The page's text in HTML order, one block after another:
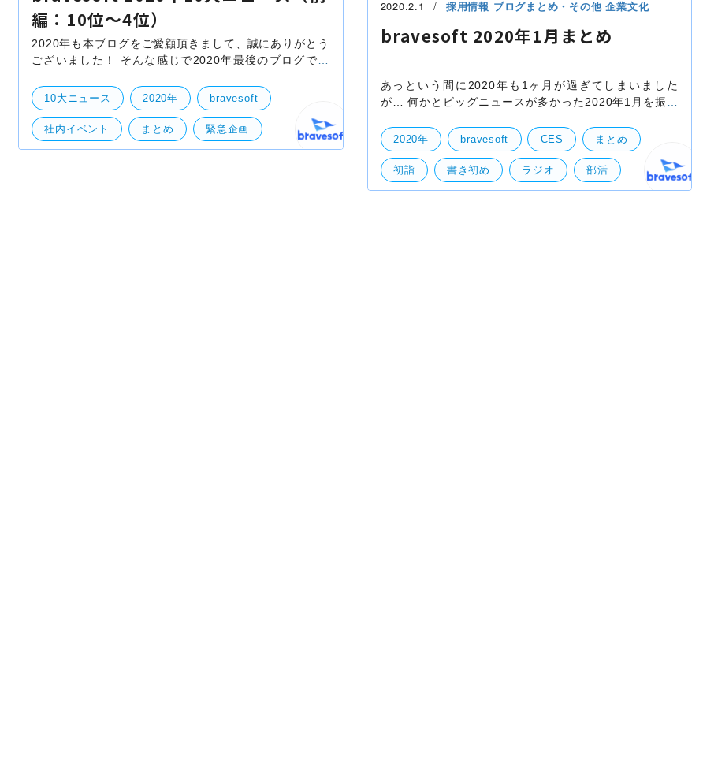
編：10位〜4位）
2020年も本ブログをご愛顧頂きまして、誠にありがとう
ございました！ そんな感じで2020年最後のブログです
bravesoftはどんな事があったのかを「bravesoft 2020
10大ニ
10大ニュース 2020年 bravesoft
社内イベント まとめ 緊急企画
2020.2.1 採用情報 ブログまとめ・その他企業文化
bravesoft 2020年1月まとめ
あっという間に2020年も1ヶ月が過ぎてしまいました
が… 何かとビッグニュースが多かった2020年1月を振り
たビッグニュースがこちら！ 皆さん東京事変再始動と同
2020年 bravesoft CES まとめ
初詣 書き初め ラジオ 部活